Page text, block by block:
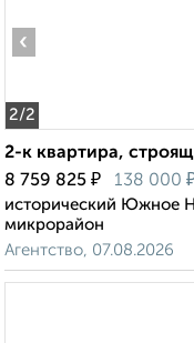
2/2
‹
2-к квартира,
8 759 825 ₽ 138 000
исторический Южное
микрорайон
Агентство, 07.08.2026